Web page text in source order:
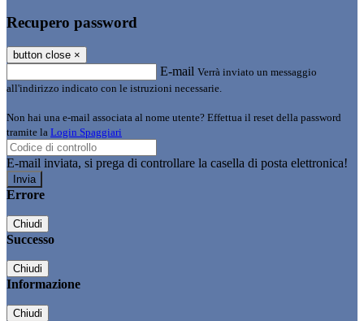
Recupero password
button close ×
E-mail Verrà inviato un messaggio
all'indirizzo indicato con le istruzioni necessarie.
Non hai una e-mail associata al nome utente? Effettua il reset della password
tramite la Login Spaggiari
E-mail inviata, si prega di controllare la casella di posta elettronica!
Errore
Chiudi
Successo
Chiudi
Informazione
Chiudi